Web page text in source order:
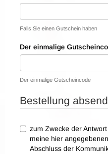
Falls Sie einen Gutschein haben
Der einmalige
Der einmalige Gutscheincode
Bestellung
zum Zwecke der
meine hier
Abschluss der